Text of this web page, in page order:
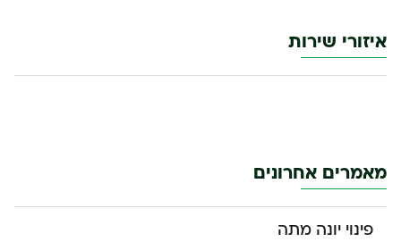
איזורי שירות
מאמרים אחרונים
פינוי יונה מתה